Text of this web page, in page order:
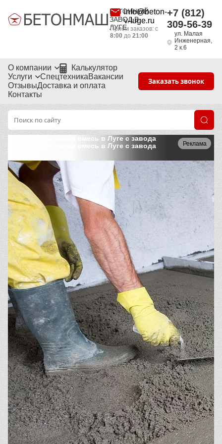
БЕТОННЫЙ
ЗАВОД В
ЛУГЕ
info@beton-
v-luge.ru
Приём заказов: с
8:00до 21:00
+7 (812)
309-56-39
ул. Малая
Инженерная,
2 к.6
О компании
Калькулятор
Услуги
СпецтехникаВакансии
ОтзывыДоставка и оплата
Контакты
Заказать звонок
Реклама
Цементно-песчаная смесь в Луге с завода
Цементно-песчаная смесь в Луге с завода